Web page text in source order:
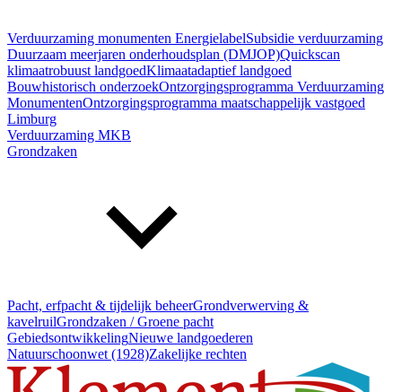
Verduurzaming monumenten EnergielabelSubsidie verduurzaming
Duurzaam meerjaren onderhoudsplan (DMJOP)Quickscan
klimaatrobuust landgoedKlimaatadaptief landgoed
Bouwhistorisch onderzoekOntzorgingsprogramma Verduurzaming
MonumentenOntzorgingsprogramma maatschappelijk vastgoed
Limburg
Verduurzaming MKB
Grondzaken
Pacht, erfpacht & tijdelijk beheerGrondverwerving &
kavelruilGrondzaken / Groene pacht
GebiedsontwikkelingNieuwe landgoederen
Natuurschoonwet (1928)Zakelijke rechten